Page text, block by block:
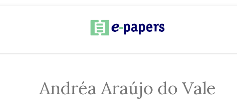
Andréa Araújo do Vale